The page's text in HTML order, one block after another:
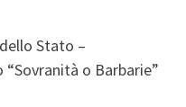
Stato –
o Barbarie”